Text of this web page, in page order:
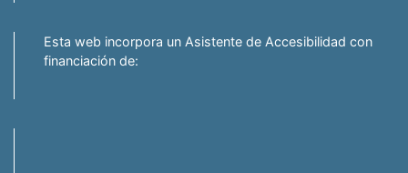
Esta web incorpora un Asistente de Accesibilidad con
financiación de: